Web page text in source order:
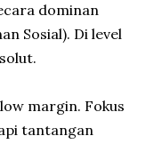
dominan
Sosial). Di level
margin. Fokus
tantangan